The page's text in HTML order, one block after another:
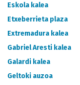
Eskola kalea
Etxeberrieta plaza
Extremadura kalea
Gabriel Aresti kalea
Galardi kalea
Geltoki auzoa